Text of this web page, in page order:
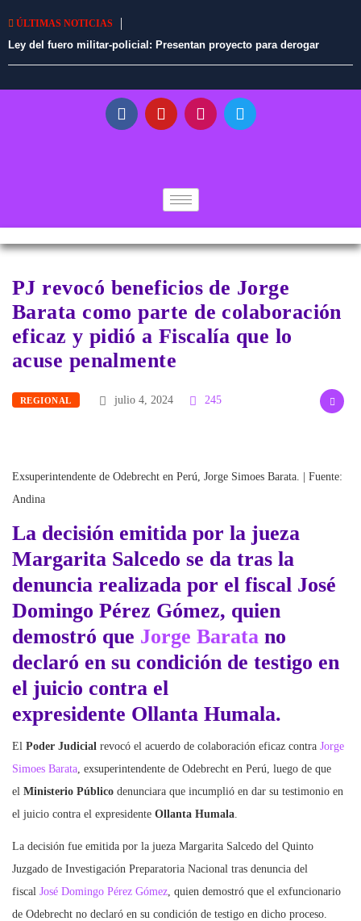
ÚLTIMAS NOTICIAS
Ley del fuero militar-policial: Presentan proyecto para derogar
norma promulgada por Fernando Rospigliosi
PJ revocó beneficios de Jorge
Barata como parte de colaboración
eficaz y pidió a Fiscalía que lo
acuse penalmente
REGIONAL julio 4, 2024 245
Exsuperintendente de Odebrecht en Perú, Jorge Simoes Barata. | Fuente:
Andina
La decisión emitida por la jueza
Margarita Salcedo se da tras la
denuncia realizada por el fiscal José
Domingo Pérez Gómez, quien
demostró que Jorge Barata no
declaró en su condición de testigo en
el juicio contra el
expresidente Ollanta Humala.
El Poder Judicial revocó el acuerdo de colaboración eficaz contra Jorge
Simoes Barata, exsuperintendente de Odebrecht en Perú, luego de que
el Ministerio Público denunciara que incumplió en dar su testimonio en
el juicio contra el expresidente Ollanta Humala.
La decisión fue emitida por la jueza Margarita Salcedo del Quinto
Juzgado de Investigación Preparatoria Nacional tras denuncia del
fiscal José Domingo Pérez Gómez, quien demostró que el exfuncionario
de Odebrecht no declaró en su condición de testigo en dicho proceso.